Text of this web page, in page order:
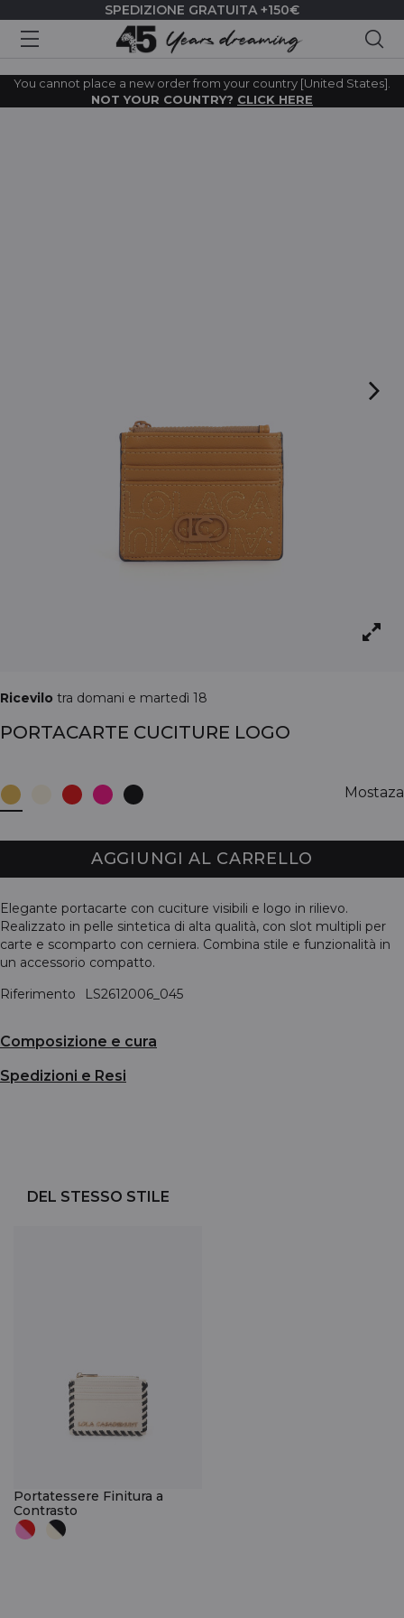
SPEDIZIONE GRATUITA +150€
You cannot place a new order from your country [United States].
NOT YOUR COUNTRY? CLICK HERE
Ricevilo tra domani e martedì 18
PORTACARTE CUCITURE LOGO
Mostaza
AGGIUNGI AL CARRELLO
Elegante portacarte con cuciture visibili e logo in rilievo.
Realizzato in pelle sintetica di alta qualità, con slot multipli per
carte e scomparto con cerniera. Combina stile e funzionalità in
un accessorio compatto.
Riferimento
LS2612006_045
Composizione e cura
Spedizioni e Resi
DEL STESSO STILE
Portatessere Finitura a
Contrasto